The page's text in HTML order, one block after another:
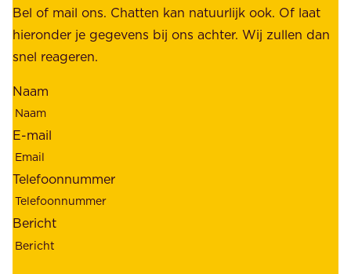
b
e
t
o
u
w
b
a
a
r
h
e
h
o
Bel of mail ons. Chatten kan natuurlijk ook. Of laat
hieronder je gegevens bij ons achter. Wij zullen dan
snel reageren.
Naam
E-mail
Telefoonnummer
Bericht